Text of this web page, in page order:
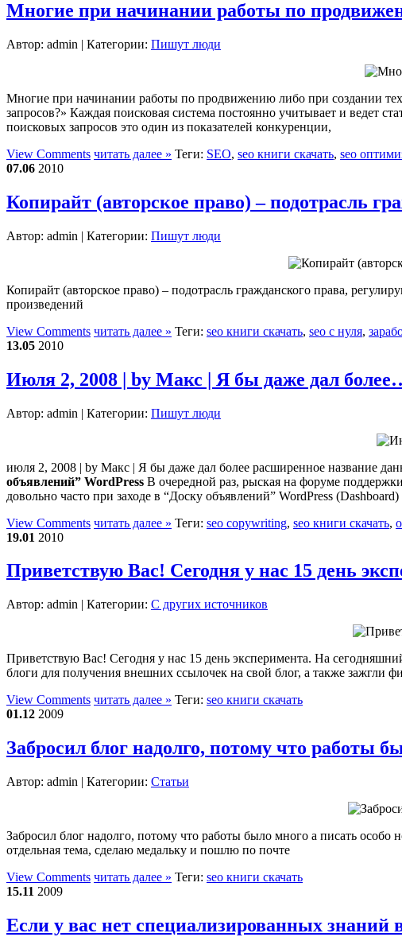
Многие при начинании работы по
Автор: admin | Категории: Пишут люди
Многие при начинании работы по продвижению либо при создании
запросов?» Каждая поисковая система постоянно учитывает и ведет
поисковых запросов это один из показателей конкуренции,
View Comments читать далее » Теги: SEO, seo книги скачать, seo
07.06 2010
Копирайт (авторское право) – подотрасль
Автор: admin | Категории: Пишут люди
Копирайт (авторское право) – подотрасль гражданского права,
произведений
View Comments читать далее » Теги: seo книги скачать, seo с нуля,
13.05 2010
Июля 2, 2008 | by Макс | Я бы даже дал
Автор: admin | Категории: Пишут люди
июля 2, 2008 | by Макс | Я бы даже дал более расширенное название
объявлений” WordPress В очередной раз, рыская на форуме
довольно часто при заходе в “Доску объявлений” WordPress (Dashboard)
View Comments читать далее » Теги: seo copywriting, seo книги скачать,
19.01 2010
Приветствую Вас! Сегодня у нас 15 день
Автор: admin | Категории: С других источников
Приветствую Вас! Сегодня у нас 15 день эксперимента. На
блоги для получения внешних ссылочек на свой блог, а также зажгли
View Comments читать далее » Теги: seo книги скачать
01.12 2009
Забросил блог надолго, потому что работы
Автор: admin | Категории: Статьи
Забросил блог надолго, потому что работы было много а писать
отдельная тема, сделаю медальку и пошлю по почте
View Comments читать далее » Теги: seo книги скачать
15.11 2009
Если у вас нет специализированных знаний